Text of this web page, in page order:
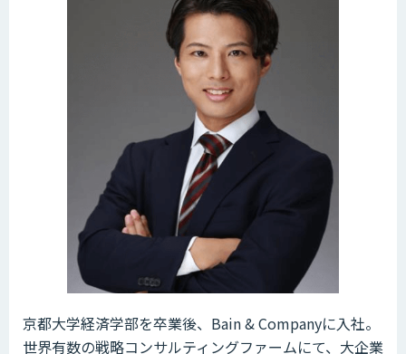
京都大学経済学部を卒業後、Bain & Companyに入社。
世界有数の戦略コンサルティングファームにて、大企業